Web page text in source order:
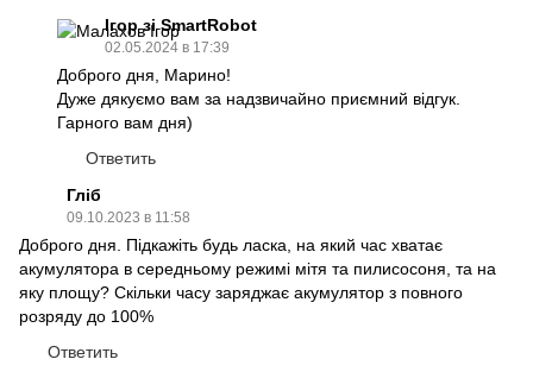
Ігор зі SmartRobot
02.05.2024 в 17:39
Доброго дня, Марино!
Дуже дякуємо вам за надзвичайно приємний відгук.
Гарного вам дня)
Ответить
Гліб
09.10.2023 в 11:58
Доброго дня. Підкажіть будь ласка, на який час хватає
акумулятора в середньому режимі мітя та пилисосоня, та на
яку площу? Скільки часу заряджає акумулятор з повного
розряду до 100%
Ответить